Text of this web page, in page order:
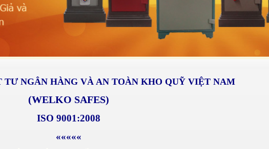
TƯ NGÂN HÀNG VÀ AN TOÀN KHO QUỸ VIỆT NAM
(WELKO SAFES)
ISO 9001:2008
«««««